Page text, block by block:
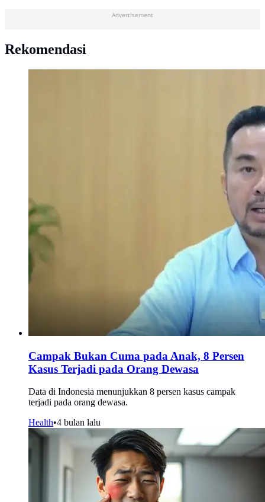
Advertisement
Rekomendasi
Campak Bukan Cuma pada Anak, 8 Persen
Kasus Terjadi pada Orang Dewasa
Data di Indonesia menunjukkan 8 persen kasus campak
terjadi pada orang dewasa.
Health•4 bulan lalu